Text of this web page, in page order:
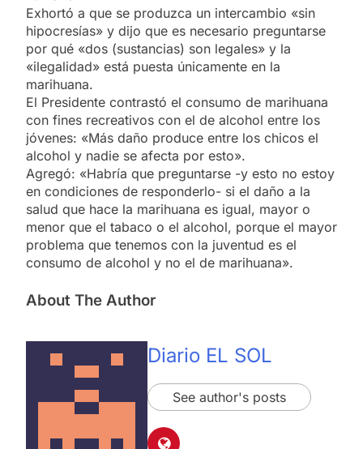
Exhortó a que se produzca un intercambio «sin
hipocresías» y dijo que es necesario preguntarse
por qué «dos (sustancias) son legales» y la
«ilegalidad» está puesta únicamente en la
marihuana.
El Presidente contrastó el consumo de marihuana
con fines recreativos con el de alcohol entre los
jóvenes: «Más daño produce entre los chicos el
alcohol y nadie se afecta por esto».
Agregó: «Habría que preguntarse -y esto no estoy
en condiciones de responderlo- si el daño a la
salud que hace la marihuana es igual, mayor o
menor que el tabaco o el alcohol, porque el mayor
problema que tenemos con la juventud es el
consumo de alcohol y no el de marihuana».
About The Author
Diario EL SOL
See author's posts